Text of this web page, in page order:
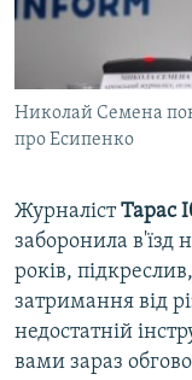
Николай Семена
про Есипенко
ЖурналістТарас
заборонила в'їзд
років,
затримання від
недостатній
вами зараз